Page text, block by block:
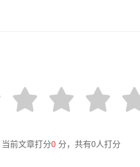
当前文章打分0 分，共有0人打分